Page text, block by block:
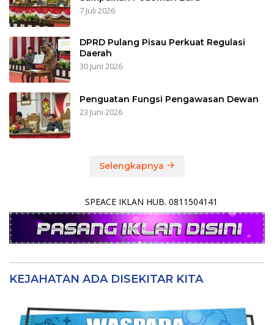
7 Juli 2026
DPRD Pulang Pisau Perkuat Regulasi
Daerah
30 Juni 2026
Penguatan Fungsi Pengawasan Dewan
23 Juni 2026
Selengkapnya
SPEACE IKLAN HUB. 0811504141
KEJAHATAN ADA DISEKITAR KITA